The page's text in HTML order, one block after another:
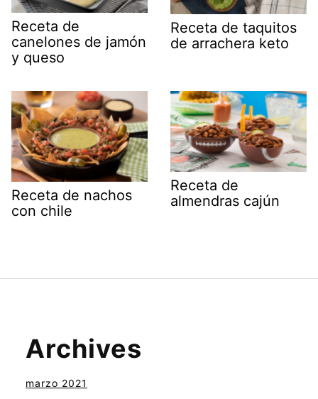
Receta de
canelones de jamón
y queso
Receta de taquitos
de arrachera keto
Receta de nachos
con chile
Receta de
almendras cajún
Archives
marzo 2021